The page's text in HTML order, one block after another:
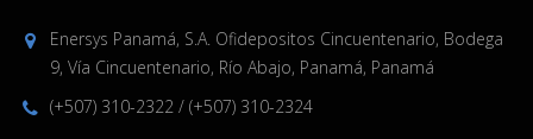
Enersys Panamá, S.A. Ofidepositos Cincuentenario, Bodega
9, Vía Cincuentenario, Río Abajo, Panamá, Panamá
(+507) 310-2322 / (+507) 310-2324